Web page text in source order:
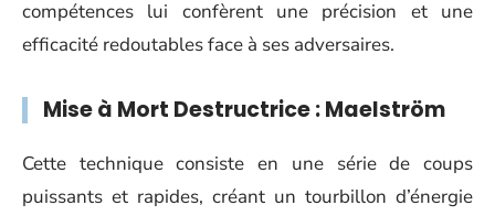
compétences lui confèrent une précision et une
efficacité redoutables face à ses adversaires.
Mise à Mort Destructrice : Maelström
Cette technique consiste en une série de coups
puissants et rapides, créant un tourbillon d’énergie